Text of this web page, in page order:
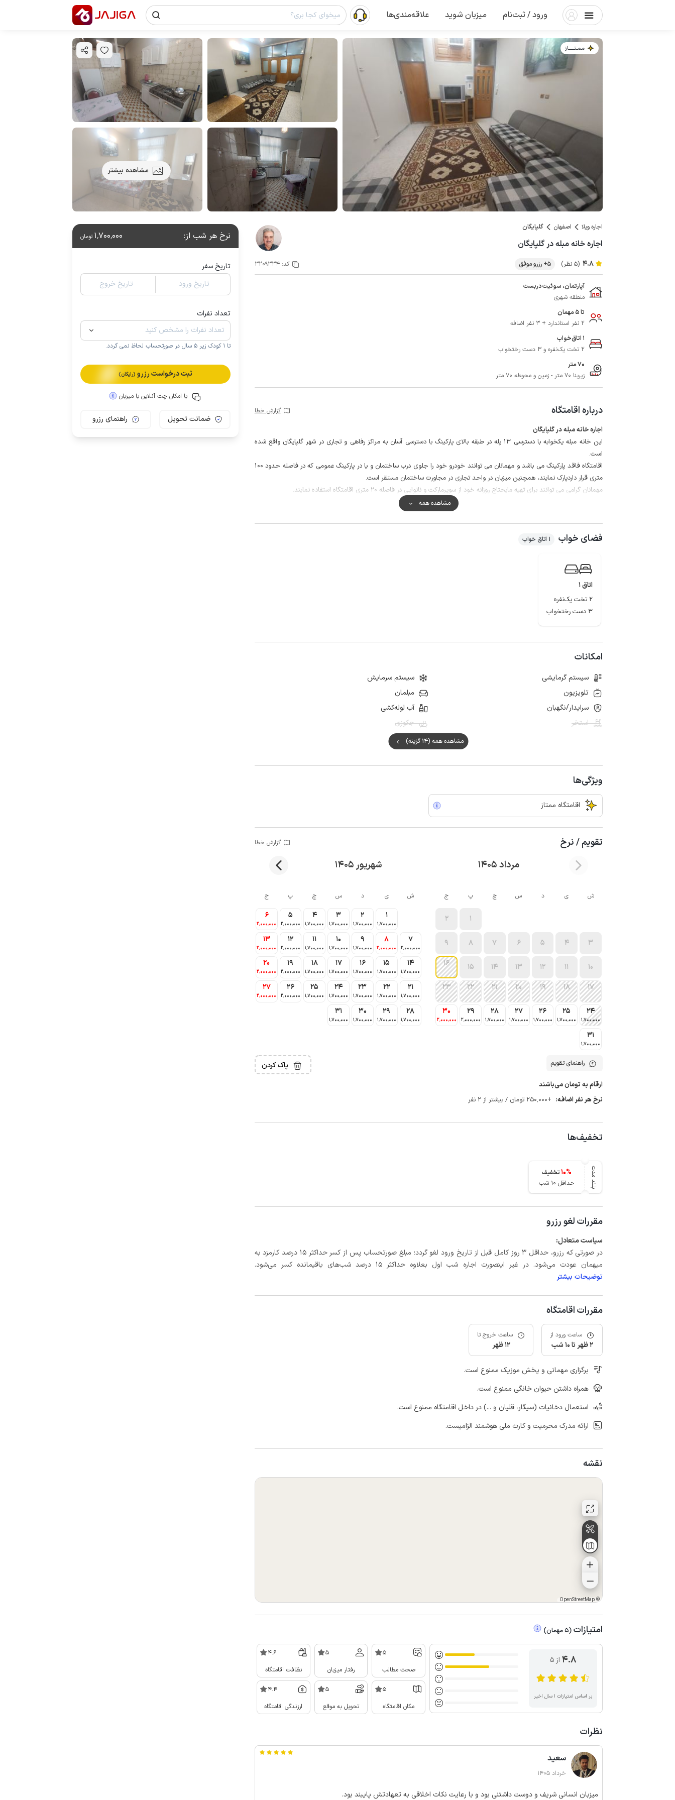
ورود / ثبت‌نام میزبان شوید علاقه‌مندی‌ها
مـمـتــــــاز
مشاهده بیشتر
اجاره ویلا اصفهان گلپایگان
اجاره خانه مبله در گلپایگان
4.8 (5 نظر) 5+ رزرو موفق کد:3209334
آپارتمان، سوئیت دربست
منطقه شهری
تا 5 مهمان
2 نفر استاندارد + 3 نفر اضافه
1 اتاق‌خواب
2 تخت یک‌نفره و 3 دست رختخواب
70 متر
زیربنا 70 متر - زمین و محوطه 70 متر
درباره اقامتگاه گزارش خطا
اجاره خانه مبله در گلپایگان
این خانه مبله یکخوابه با دسترسی 13 پله در طبقه بالای پارکینگ با دسترسی آسان به مراکز رفاهی و تجاری در شهر گلپایگان واقع شده
است.
اقامتگاه فاقد پارکینگ می باشد و مهمانان می توانند خودرو خود را جلوی درب ساختمان و یا در پارکینگ عمومی که در فاصله حدود 100
متری قرار داردپارک نمایند، همچنین میزبان در واحد تجاری در مجاورت ساختمان مستقر است.
مهمانان گرامی می توانند برای تهیه مایحتاج روزانه خود از سوپرمارکت و نانوایی در فاصله 20 متری اقامتگاه استفاده نمایند.
کیفیت شبکه تلفن همراه برای اپراتور های ایرانسل و همراه اول در مکالمه خوب و دسترسی به اینترنت به صورت 4G می باشد.
منطقه گردشگری بهشت مادر، سنگ نگاره های تاریخی، ارگ تاریخی، منار سلجوقی و بازار قدیمی از جاذبه های قابل دسترسی از این
اقامتگاه می باشد.
مشاهده همه
فضای خواب 1 اتاق خواب
اتاق 1
2 تخت یک‌نفره
3 دست رختخواب
امکانات
سیستم گرمایشی
سیستم سرمایش
تلویزیون
مبلمان
سرایدار/نگهبان
آب لوله‌کشی
استخر
جکوزی
مشاهده همه (14 گزینه)
ویژگی‌ها
اقامتگاه ممتاز
تقویم / نرخ گزارش خطا
مرداد 1405 شهریور 1405
ش ی د س چ پ ج
1
2
3
4
5
6
7
8
9
10
11
12
13
14
15
16
17
18
19
20
21
22
23
24
1٬700٬000
25
1٬700٬000
26
1٬700٬000
27
1٬700٬000
28
1٬700٬000
29
2٬000٬000
30
2٬000٬000
31
1٬700٬000
ش ی د س چ پ ج
1
1٬700٬000
2
1٬700٬000
3
1٬700٬000
4
1٬700٬000
5
2٬000٬000
6
2٬000٬000
7
2٬000٬000
8
2٬000٬000
9
1٬700٬000
10
1٬700٬000
11
1٬700٬000
12
2٬000٬000
13
2٬000٬000
14
1٬700٬000
15
1٬700٬000
16
1٬700٬000
17
1٬700٬000
18
1٬700٬000
19
2٬000٬000
20
2٬000٬000
21
1٬700٬000
22
1٬700٬000
23
1٬700٬000
24
1٬700٬000
25
1٬700٬000
26
2٬000٬000
27
2٬000٬000
28
1٬700٬000
29
1٬700٬000
30
1٬700٬000
31
1٬700٬000
راهنمای تقویم پاک کردن
ارقام به تومان می‌باشند
نرخ هر نفر اضافه: +250٬000 تومان / بیشتر از 2 نفر
تخفیف‌ها
بلند مدت 10%
تخفیف
حداقل 10 شب
مقررات لغو رزرو
سیاست متعادل:
در صورتی که رزرو، حداقل 3 روز کامل قبل از تاریخ ورود لغو گردد؛ مبلغ صورتحساب پس از کسر حداکثر 15 درصد کارمزد به
میهمان عودت می‌شود. در غیر اینصورت اجاره شب اول بعلاوه حداکثر 15 درصد شب‌های باقیمانده کسر می‌شود.
توضیحات بیشتر
مقررات اقامتگاه
ساعت ورود از
2 ظهر تا 10 شب
ساعت خروج تا
12 ظهر
برگزاری مهمانی و پخش موزیک ممنوع است.
همراه داشتن حیوان خانگی ممنوع است.
استعمال دخانیات (سیگار، قلیان و ...) در داخل اقامتگاه ممنوع است.
ارائه مدرک محرمیت و کارت ملی هوشمند الزامیست.
نقشه
©
OpenStreetMap
امتیازات (
5مهمان)
4.8 از ۵
بر اساس امتیازات ۱ سال اخیر
5
صحت مطالب
5
رفتار میزبان
4.6
نظافت اقامتگاه
5
مکان اقامتگاه
5
تحویل به موقع
4.4
ارزندگی اقامتگاه
نظرات
سعید
خرداد 1405
میزبان انسانی شریف و دوست داشتنی بود و با رعایت نکات اخلاقی به تعهادتش پایبند بود.
نرخ هر شب از: 1٬700٬000 تومان
تاریخ سفر
تاریخ ورود
تاریخ خروج
تعداد نفرات
تا 1 کودک زیر 5 سال در صورتحساب لحاظ نمی گردد.
ثبت درخواست رزرو (رایگان)
با امکان چت آنلاین با میزبان
ضمانت تحویل راهنمای رزرو